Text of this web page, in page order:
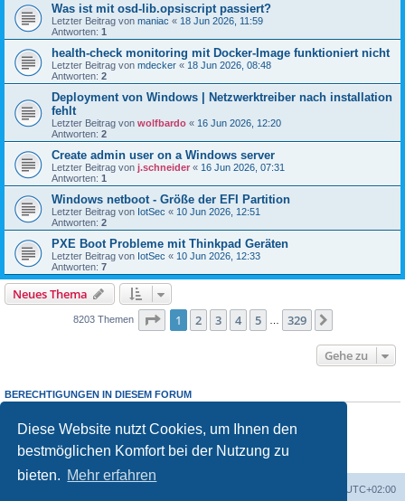
Diese Website nutzt Cookies, um Ihnen den
bestmöglichen Komfort bei der Nutzung zu
bieten. Mehr erfahren
Was ist mit osd-lib.opsiscript passiert?
Letzter Beitrag von maniac « 18 Jun 2026, 11:59
Antworten: 1
health-check monitoring mit Docker-Image funktioniert nicht
Letzter Beitrag von mdecker « 18 Jun 2026, 08:48
Antworten: 2
Deployment von Windows | Netzwerktreiber nach installation
fehlt
Letzter Beitrag von wolfbardo « 16 Jun 2026, 12:20
Antworten: 2
Create admin user on a Windows server
Letzter Beitrag von j.schneider « 16 Jun 2026, 07:31
Antworten: 1
Windows netboot - Größe der EFI Partition
Letzter Beitrag von IotSec « 10 Jun 2026, 12:51
Antworten: 2
PXE Boot Probleme mit Thinkpad Geräten
Letzter Beitrag von IotSec « 10 Jun 2026, 12:33
Antworten: 7
Neues Thema
8203 Themen Seite 1von 329
1 2 3 4 5 329
Gehe zu
BERECHTIGUNGEN IN DIESEM FORUM
Sie dürfenkeineAntworten zu Themen in diesem Forum erstellen.
Sie dürfen Ihre Beiträge in diesem Forumnicht ändern.
Sie dürfen Ihre Beiträge in diesem Forumnichtlöschen.
keine
UTC+02:00